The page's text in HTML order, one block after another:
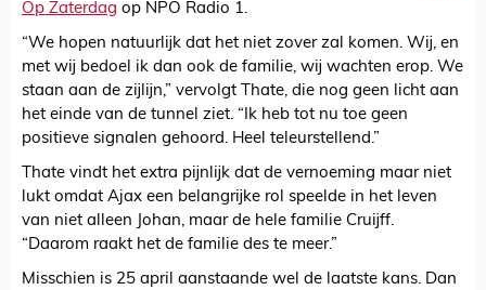
Op Zaterdag op NPO Radio 1.
“We hopen natuurlijk dat het niet zover zal komen. Wij, en
met wij bedoel ik dan ook de familie, wij wachten erop. We
staan aan de zijlijn,” vervolgt Thate, die nog geen licht aan
het einde van de tunnel ziet. “Ik heb tot nu toe geen
positieve signalen gehoord. Heel teleurstellend.”
Thate vindt het extra pijnlijk dat de vernoeming maar niet
lukt omdat Ajax een belangrijke rol speelde in het leven
van niet alleen Johan, maar de hele familie Cruijff.
“Daarom raakt het de familie des te meer.”
Misschien is 25 april aanstaande wel de laatste kans. Dan